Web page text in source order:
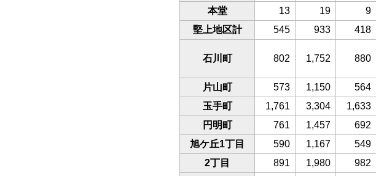
本堂
13 19 9
堅上地区計
545 933 418
石川町 802 1,752 880
片山町 573 1,150 564
玉手町
1,761 3,304 1,633
円明町
761 1,457 692
旭ケ丘1丁目
590 1,167 549
2丁目
891 1,980 982